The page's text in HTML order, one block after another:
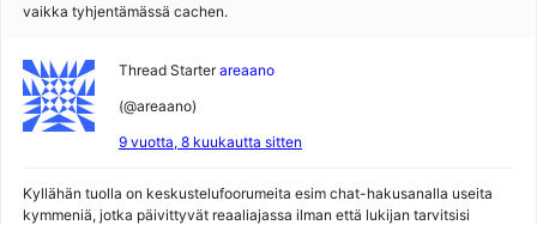
vaikka tyhjentämässä cachen.
Thread Starter areaano
(@areaano)
9 vuotta, 8 kuukautta sitten
Kyllähän tuolla on keskustelufoorumeita esim chat-hakusanalla useita
kymmeniä, jotka päivittyvät reaaliajassa ilman että lukijan tarvitsisi